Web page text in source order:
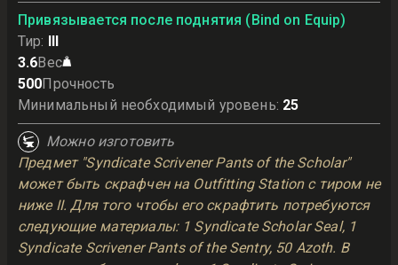
Привязывается после поднятия (Bind on Equip)
Тир: III
3.6Вес
500Прочность
Минимальный необходимый уровень: 25
Можно изготовить
Предмет "Syndicate Scrivener Pants of the Scholar"
может быть скрафчен на Outfitting Station с тиром не
ниже II. Для того чтобы его скрафтить потребуются
следующие материалы: 1 Syndicate Scholar Seal, 1
Syndicate Scrivener Pants of the Sentry, 50 Azoth. В